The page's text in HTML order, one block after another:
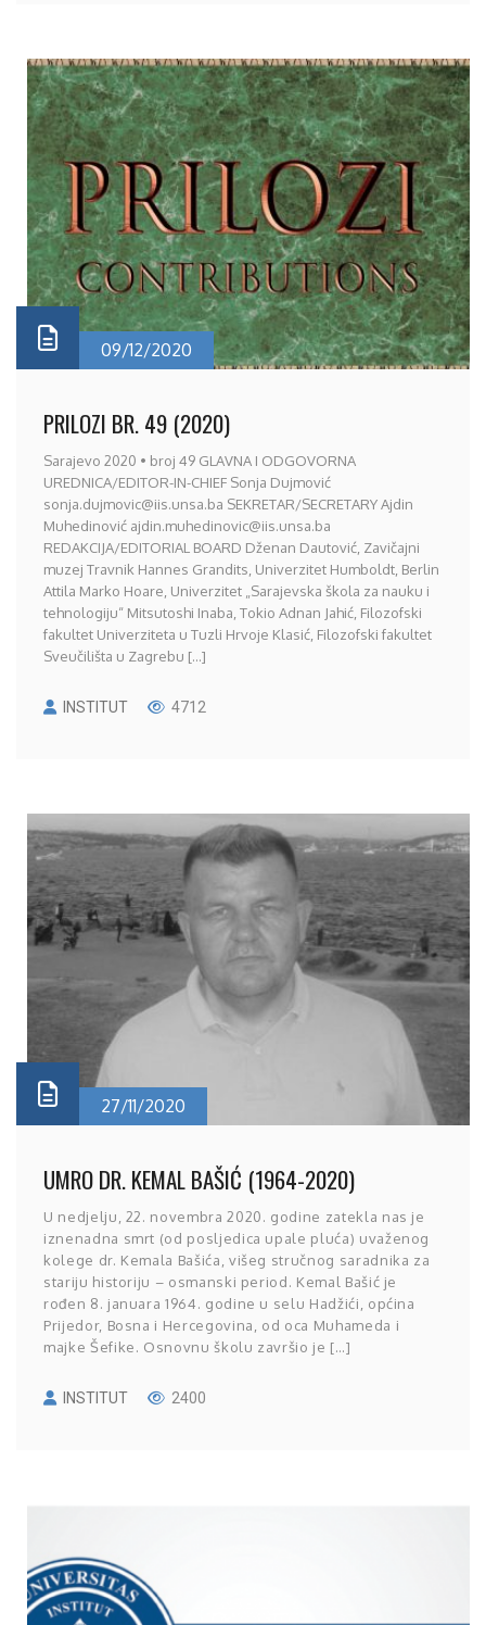
09/12/2020
PRILOZI BR. 49 (2020)
Sarajevo 2020 • broj 49 GLAVNA I ODGOVORNA
UREDNICA/EDITOR-IN-CHIEF Sonja Dujmović
sonja.dujmovic@iis.unsa.ba SEKRETAR/SECRETARY Ajdin
Muhedinović ajdin.muhedinovic@iis.unsa.ba
REDAKCIJA/EDITORIAL BOARD Dženan Dautović, Zavičajni
muzej Travnik Hannes Grandits, Univerzitet Humboldt, Berlin
Attila Marko Hoare, Univerzitet „Sarajevska škola za nauku i
tehnologiju“ Mitsutoshi Inaba, Tokio Adnan Jahić, Filozofski
fakultet Univerziteta u Tuzli Hrvoje Klasić, Filozofski fakultet
Sveučilišta u Zagrebu [...]
INSTITUT 4712
27/11/2020
UMRO DR. KEMAL BAŠIĆ (1964-2020)
U nedjelju, 22. novembra 2020. godine zatekla nas je
iznenadna smrt (od posljedica upale pluća) uvaženog
kolege dr. Kemala Bašića, višeg stručnog saradnika za
stariju historiju – osmanski period. Kemal Bašić je
rođen 8. januara 1964. godine u selu Hadžići, općina
Prijedor, Bosna i Hercegovina, od oca Muhameda i
majke Šefike. Osnovnu školu završio je […]
INSTITUT 2400